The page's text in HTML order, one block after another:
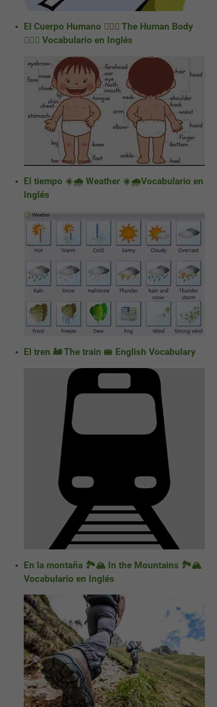
El Cuerpo Humano 🤸🏼‍♀️ The Human Body
🏃🏼‍♀️ Vocabulario en Inglés
El tiempo ☀️🌧️ Weather ☀️🌧️Vocabulario en
Inglés
El tren 🚂 The train 🚝 English Vocabulary
En la montaña 🏞️🏔️ In the Mountains 🏞️🏔️
Vocabulario en Inglés